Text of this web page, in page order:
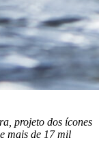
projeto dos ícones
mais de 17 mil